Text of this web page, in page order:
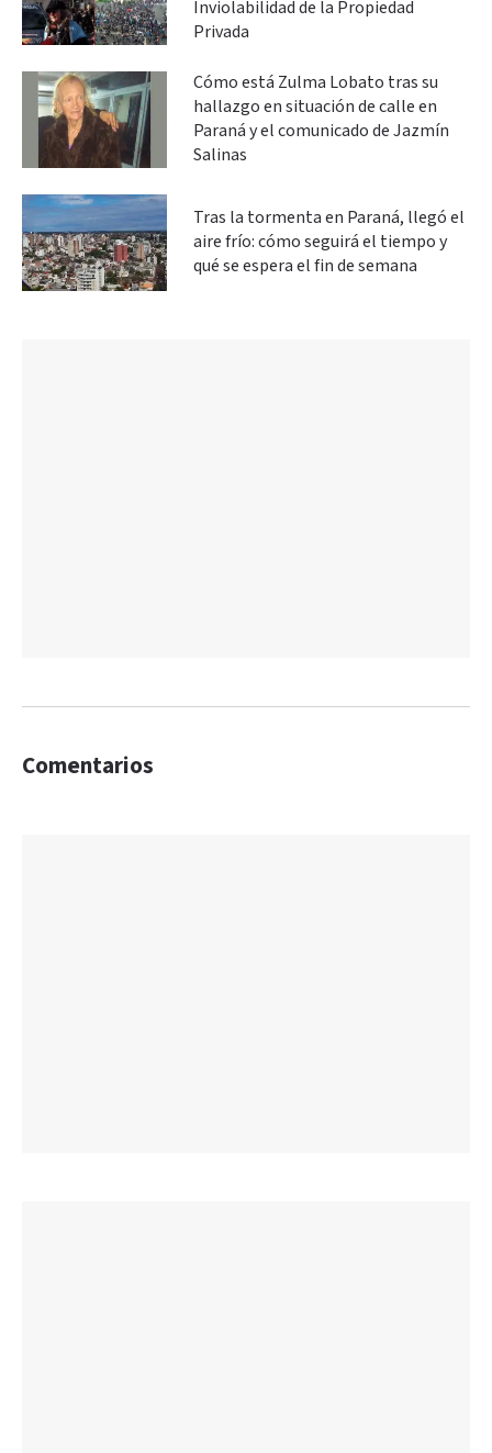
Inviolabilidad de la Propiedad
Privada
Cómo está Zulma Lobato tras su
hallazgo en situación de calle en
Paraná y el comunicado de Jazmín
Salinas
Tras la tormenta en Paraná, llegó el
aire frío: cómo seguirá el tiempo y
qué se espera el fin de semana
Comentarios